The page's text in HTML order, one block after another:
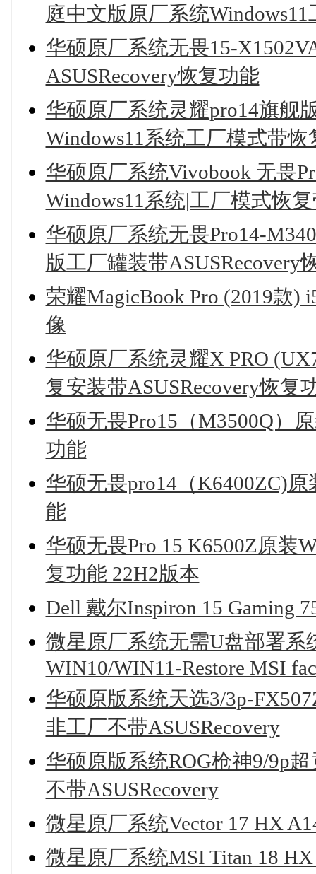
庭中文版原厂系统
华硕原厂系统无畏15-
ASUSRecovery恢复功能
华硕原厂系统灵耀pro14旗舰
Windows11系统工厂模式带
华硕原厂系统Vivobook 无畏
Windows11系统|工厂模式恢
华硕原厂系统无畏Pro14-
版工厂罐装带ASUSRecovery
荣耀MagicBook Pro (2019款)
像
华硕原厂系统灵耀X PRO
复安装带ASUSRecovery恢复
华硕无畏Pro15（M3500Q）
功能
华硕无畏pro14（K6400ZC)
能
华硕无畏Pro 15 K6500Z原装
复功能 22H2版本
Dell 戴尔Inspiron 15 Gaming
微星原厂系统无需U盘部署系
WIN10/WIN11-Restore MSI
华硕原版系统天选3/3p-
非工厂不带ASUSRecovery
华硕原版系统ROG枪神9/9p
不带ASUSRecovery
微星原厂系统Vector 17 HX
微星原厂系统MSI Titan 18